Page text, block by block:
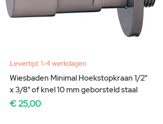
Levertijd: 1-4 werkdagen
Wiesbaden Minimal Hoekstopkraan 1/2"
x 3/8" of knel 10 mm geborsteld staal
Prijs
€ 25,00